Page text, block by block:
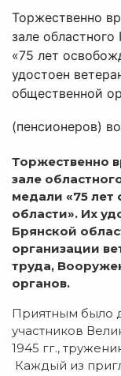
Торжественно
зале
«75 лет
удостоен
общественной
(пенсионеров)
Торжественно
зале
медали «75
области». Их
Брянской
организации
труда,
органов.
Приятным было
участников
1945 гг.,
Каждый из